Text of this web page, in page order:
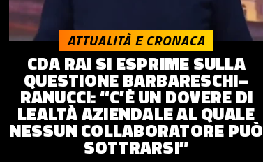
CDA RAI SI ESPRIME SULLA
QUESTIONE BARBARESCHI–
RANUCCI: “C’È UN DOVERE DI
LEALTÀ AZIENDALE AL QUALE
NESSUN COLLABORATORE PUÒ
SOTTRARSI”
ATTUALITÀ E CRONACA